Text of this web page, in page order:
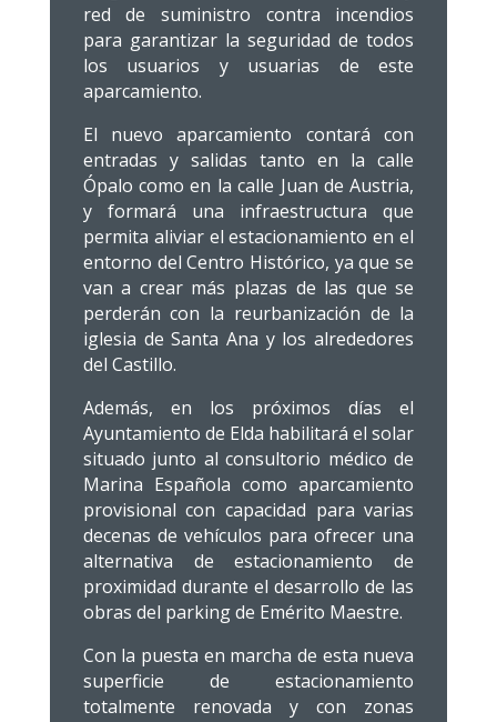
red de suministro contra incendios
para garantizar la seguridad de todos
los usuarios y usuarias de este
aparcamiento.
El nuevo aparcamiento contará con
entradas y salidas tanto en la calle
Ópalo como en la calle Juan de Austria,
y formará una infraestructura que
permita aliviar el estacionamiento en el
entorno del Centro Histórico, ya que se
van a crear más plazas de las que se
perderán con la reurbanización de la
iglesia de Santa Ana y los alrededores
del Castillo.
Además, en los próximos días el
Ayuntamiento de Elda habilitará el solar
situado junto al consultorio médico de
Marina Española como aparcamiento
provisional con capacidad para varias
decenas de vehículos para ofrecer una
alternativa de estacionamiento de
proximidad durante el desarrollo de las
obras del parking de Emérito Maestre.
Con la puesta en marcha de esta nueva
superficie de estacionamiento
totalmente renovada y con zonas